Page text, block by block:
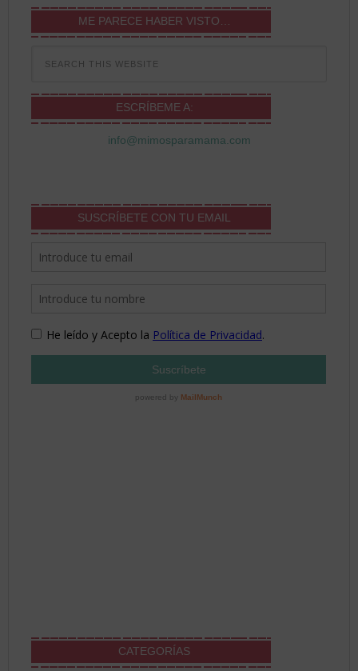
ME PARECE HABER VISTO…
ESCRÍBEME A:
info@mimosparamama.com
SUSCRÍBETE CON TU EMAIL
CATEGORÍAS